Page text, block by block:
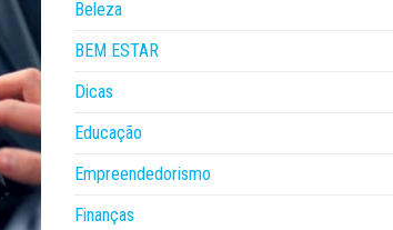
Beleza
BEM ESTAR
Dicas
Educação
Empreendedorismo
Finanças